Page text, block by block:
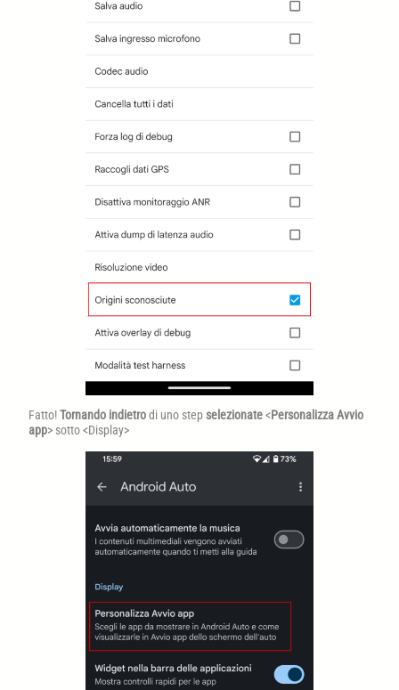
Fatto!Tornando indietrodi uno stepselezionate<Personalizza Avvio
app> sotto <Display>